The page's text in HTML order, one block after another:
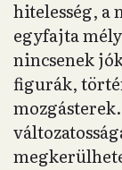
hitelesség, a
egyfajta
nincsenek
figurák,